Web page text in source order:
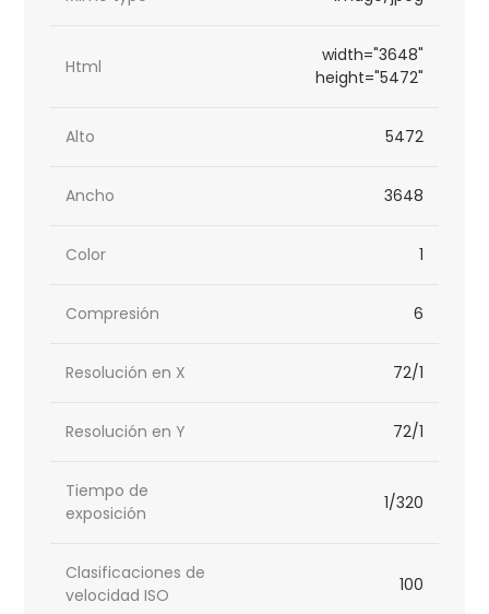
Html
width="3648"
height="5472"
Alto 5472
Ancho 3648
Color 1
Compresión 6
Resolución en X 72/1
Resolución en Y 72/1
Tiempo de
exposición
1/320
Clasificaciones de
velocidad ISO
100